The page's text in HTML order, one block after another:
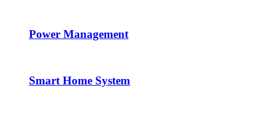
Power Management
Smart Home System